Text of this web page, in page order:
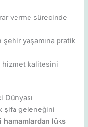
verme sürecinde
yaşamına pratik
hizmet kalitesini
Dünyası
şifa geleneğini
hamamlardan lüks